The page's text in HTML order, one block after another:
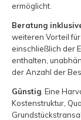
ermöglicht.
Beratung
weiteren Vorteil
einschließlich der
enthalten,
der Anzahl der
Günstig . Eine
Kostenstruktur,